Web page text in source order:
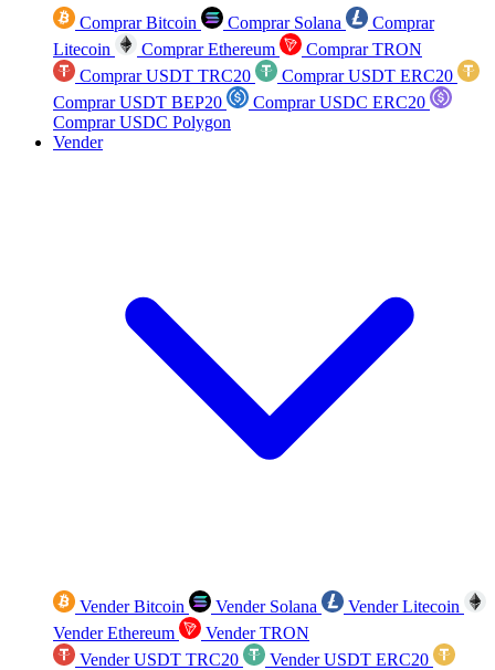
Comprar Bitcoin Comprar Solana
Comprar
Litecoin
Comprar Ethereum
Comprar TRON
Comprar USDT TRC20
Comprar USDT ERC20
Comprar USDT BEP20
Comprar USDC ERC20
Comprar USDC Polygon
Vender
Vender Bitcoin Vender Solana
Vender Litecoin
Vender Ethereum
Vender TRON
Vender USDT TRC20
Vender USDT ERC20